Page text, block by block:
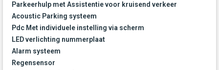
Parkeerhulp met Assistentie voor kruisend verkeer
Acoustic Parking systeem
Pdc Met individuele instelling via scherm
LED verlichting nummerplaat
Alarm systeem
Regensensor